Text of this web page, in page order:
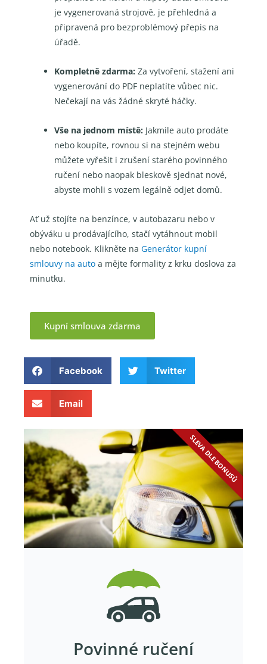
je vygenerovaná strojově, je přehledná a
připravená pro bezproblémový přepis na
úřadě.
Kompletně zdarma: Za vytvoření, stažení ani
vygenerování do PDF neplatíte vůbec nic.
Nečekají na vás žádné skryté háčky.
Vše na jednom místě: Jakmile auto prodáte
nebo koupíte, rovnou si na stejném webu
můžete vyřešit i zrušení starého povinného
ručení nebo naopak bleskově sjednat nové,
abyste mohli s vozem legálně odjet domů.
Ať už stojíte na benzínce, v autobazaru nebo v
obýváku u prodávajícího, stačí vytáhnout mobil
nebo notebook. Klikněte na Generátor kupní
smlouvy na auto a mějte formality z krku doslova za
minutku.
Kupní smlouva zdarma
Facebook Twitter
Email
Povinné ručení
SLEVA DLE BONUSŮ